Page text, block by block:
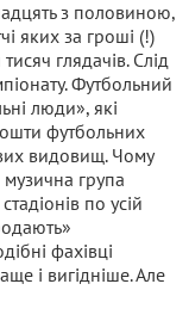
з половиною,
яких за гроші (!)
глядачів. Слід
Футбольний
люди», які
футбольних
видовищ. Чому
група
по усій
фахівці
і вигідніше. Але